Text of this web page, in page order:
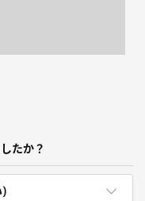
たか？
)